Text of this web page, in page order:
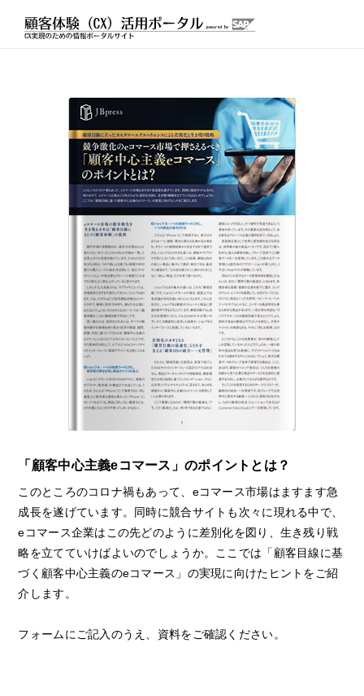
「顧客中心主義eコマース」のポイントとは？
このところのコロナ禍もあって、eコマース市場はますます急
成長を遂げています。同時に競合サイトも次々に現れる中で、
eコマース企業はこの先どのように差別化を図り、生き残り戦
略を立てていけばよいのでしょうか。ここでは「顧客目線に基
づく顧客中心主義のeコマース」の実現に向けたヒントをご紹
介します。
フォームにご記入のうえ、資料をご確認ください。